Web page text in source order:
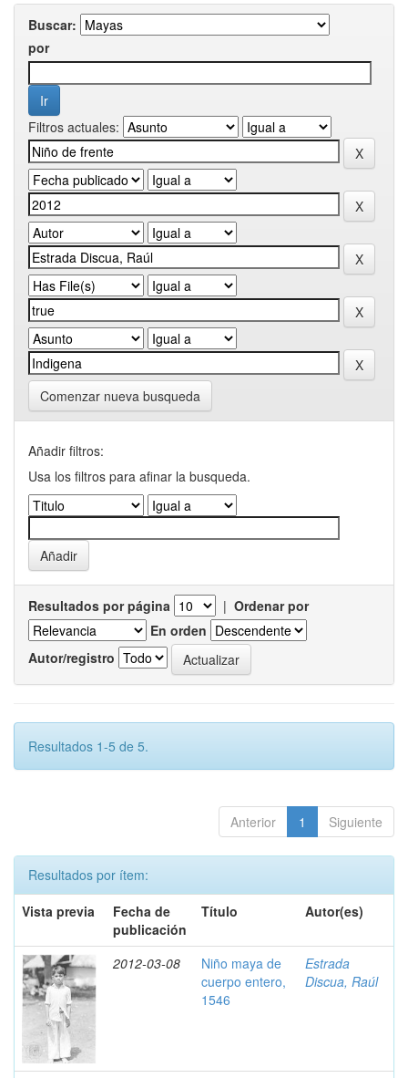
Buscar:
por
Filtros actuales:
Comenzar nueva busqueda
Añadir filtros:
Usa los filtros para afinar la busqueda.
Resultados por página | Ordenar por
En orden
Autor/registro
Resultados 1-5 de 5.
Anterior 1 Siguiente
Resultados por ítem:
Vista previa
Fecha de
publicación
Título Autor(es)
2012-03-08
Niño maya de
cuerpo entero,
1546
Estrada
Discua, Raúl